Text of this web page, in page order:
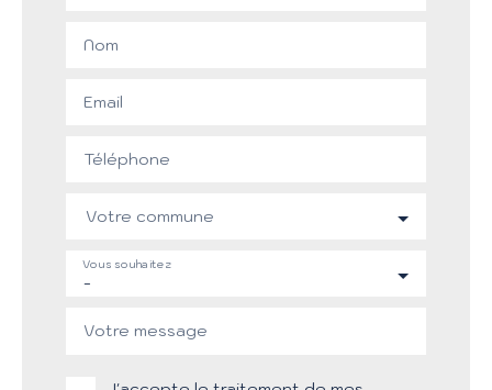
Nom
Email
Téléphone
Votre commune
-
Vous souhaitez
Votre message